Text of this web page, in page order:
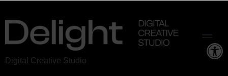
Digital Creative Studio